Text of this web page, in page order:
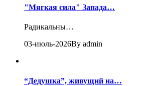
"Мягкая сила" Запада…
Радикальны…
03-июль-2026By admin
“Дедушка”, живущий на…